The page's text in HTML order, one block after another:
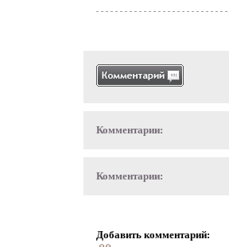
Комментарии:
Комментарии:
Добавить комментарий: